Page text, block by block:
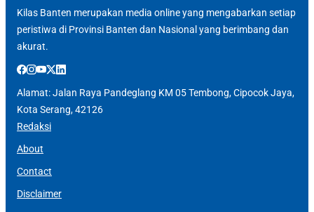
Kilas Banten merupakan media online yang mengabarkan setiap
peristiwa di Provinsi Banten dan Nasional yang berimbang dan
akurat.
Alamat: Jalan Raya Pandeglang KM 05 Tembong, Cipocok Jaya,
Kota Serang, 42126
Redaksi
About
Contact
Disclaimer